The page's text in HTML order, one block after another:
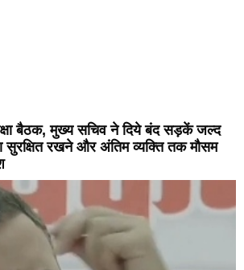
बैठक, मुख्य सचिव ने दिये बंद सड़कें जल्द
सुरक्षित रखने और अंतिम व्यक्ति तक मौसम